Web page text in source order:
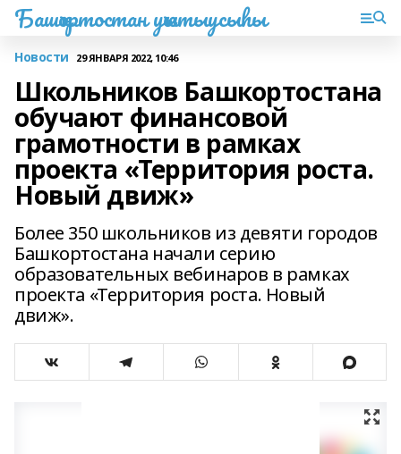
Башҡортостан уҡытыусыһы
Новости 29 ЯНВАРЯ 2022, 10:46
Школьников Башкортостана
обучают финансовой
грамотности в рамках
проекта «Территория роста.
Новый движ»
Более 350 школьников из девяти городов
Башкортостана начали серию
образовательных вебинаров в рамках
проекта «Территория роста. Новый
движ».